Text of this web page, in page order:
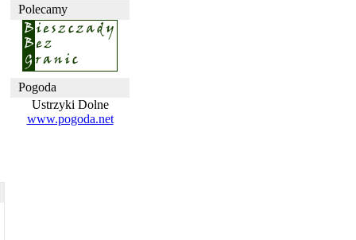
Polecamy
Pogoda
Ustrzyki Dolne
www.pogoda.net